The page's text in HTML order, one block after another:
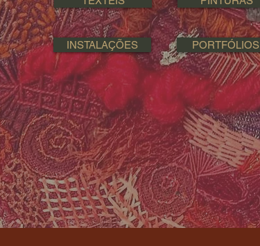
INSTALAÇÕES PORTFÓLIOS